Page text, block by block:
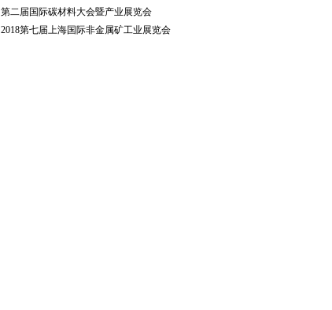
第二届国际碳材料大会暨产业展览会
2018第七届上海国际非金属矿工业展览会